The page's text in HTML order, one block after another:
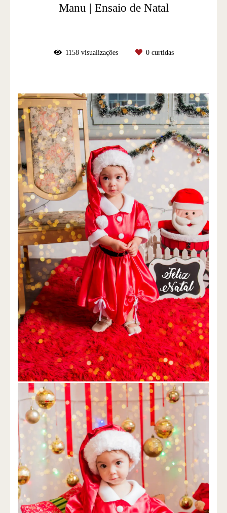
Manu | Ensaio de Natal
1158visualizações 0curtidas